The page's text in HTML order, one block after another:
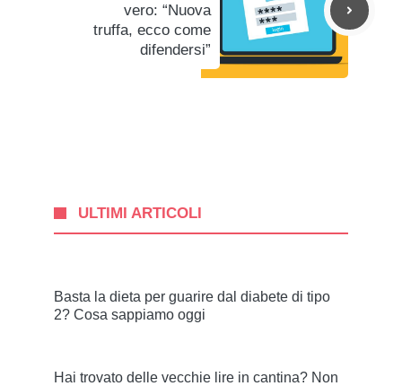
vero: “Nuova
truffa, ecco come
difendersi”
ULTIMI ARTICOLI
Basta la dieta per guarire dal diabete di tipo
2? Cosa sappiamo oggi
Hai trovato delle vecchie lire in cantina? Non